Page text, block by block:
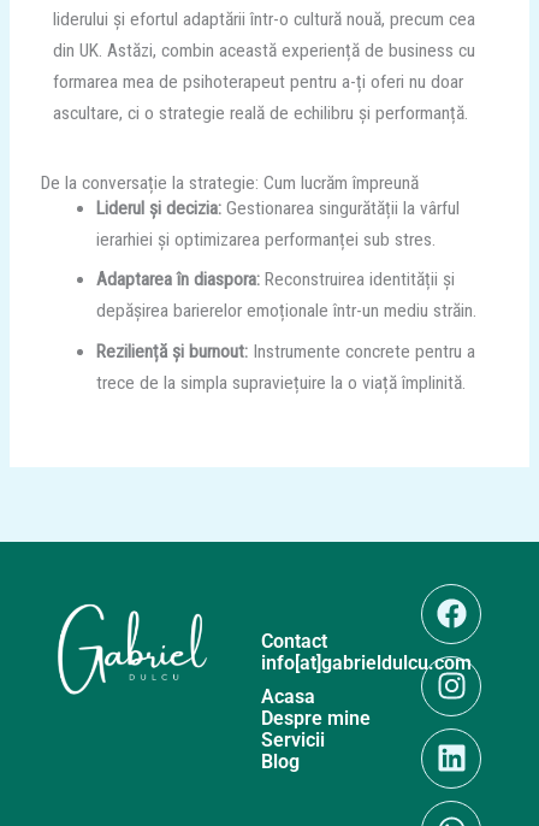
liderului și efortul adaptării într-o cultură nouă, precum cea
din UK. Astăzi, combin această experiență de business cu
formarea mea de psihoterapeut pentru a-ți oferi nu doar
ascultare, ci o strategie reală de echilibru și performanță.
De la conversație la strategie: Cum lucrăm împreună
Liderul și decizia: Gestionarea singurătății la vârful
ierarhiei și optimizarea performanței sub stres.
Adaptarea în diaspora: Reconstruirea identității și
depășirea barierelor emoționale într-un mediu străin.
Reziliență și burnout: Instrumente concrete pentru a
trece de la simpla supraviețuire la o viață împlinită.
Contact
info[at]gabrieldulcu.com
Acasa
Despre mine
Servicii
Blog